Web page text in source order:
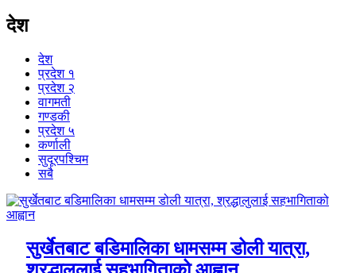
देश
देश
प्रदेश १
प्रदेश २
वागमती
गण्डकी
प्रदेश ५
कर्णाली
सुदूरपश्चिम
सबै
सुर्खेतबाट बडिमालिका धामसम्म डोली यात्रा,